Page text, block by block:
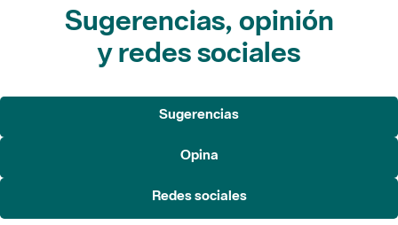
Sugerencias, opinión
y redes sociales
Sugerencias
Opina
Redes sociales